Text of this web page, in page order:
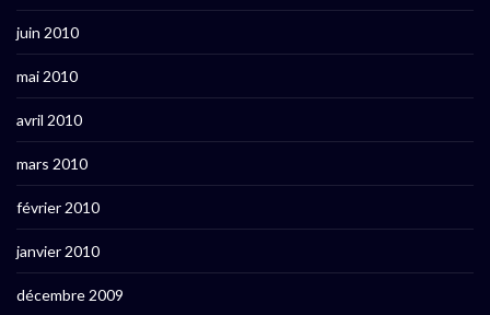
juin 2010
mai 2010
avril 2010
mars 2010
février 2010
janvier 2010
décembre 2009